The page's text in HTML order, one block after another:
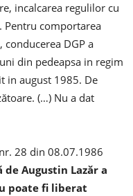
incalcarea regulilor cu
Pentru comportarea
conducerea DGP a
din pedeapsa in regim
in august 1985. De
(…) Nu a dat
28 din 08.07.1986
Augustin Lazăr a
poate fi liberat